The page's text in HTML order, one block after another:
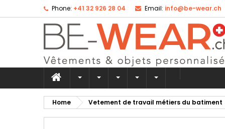
Phone: +41 32 926 28 04 Email: info@be-wear.ch
Home Vetement de travail métiers du batiment